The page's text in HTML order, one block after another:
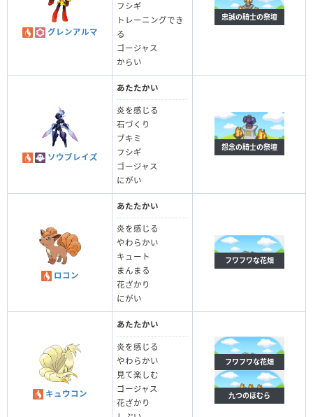
グレンアルマ
フシギ
トレーニングでき
る
ゴージャス
からい
忠誠の騎士の祭壇
ソウブレイズ
あたたかい
炎を感じる
石づくり
ブキミ
フシギ
ゴージャス
にがい
怨念の騎士の祭壇
ロコン
あたたかい
炎を感じる
やわらかい
キュート
まんまる
花ざかり
にがい
フワフワな花畑
キュウコン
あたたかい
炎を感じる
やわらかい
見て楽しむ
ゴージャス
花ざかり
フワフワな花畑
九つのほむら